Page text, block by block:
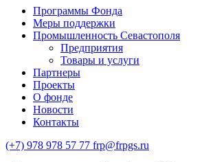
Программы Фонда
Меры поддержки
Промышленность Севастополя
Предприятия
Товары и услуги
Партнеры
Проекты
О фонде
Новости
Контакты
(+7) 978 978 57 77 frp@frpgs.ru